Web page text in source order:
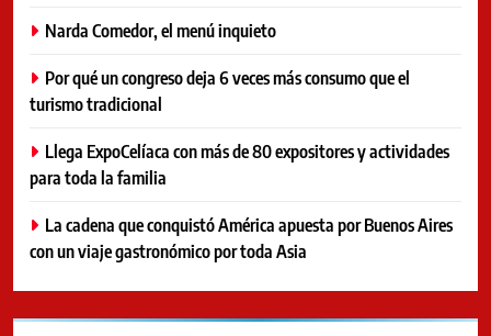
Narda Comedor, el menú inquieto
Por qué un congreso deja 6 veces más consumo que el
turismo tradicional
Llega ExpoCelíaca con más de 80 expositores y actividades
para toda la familia
La cadena que conquistó América apuesta por Buenos Aires
con un viaje gastronómico por toda Asia